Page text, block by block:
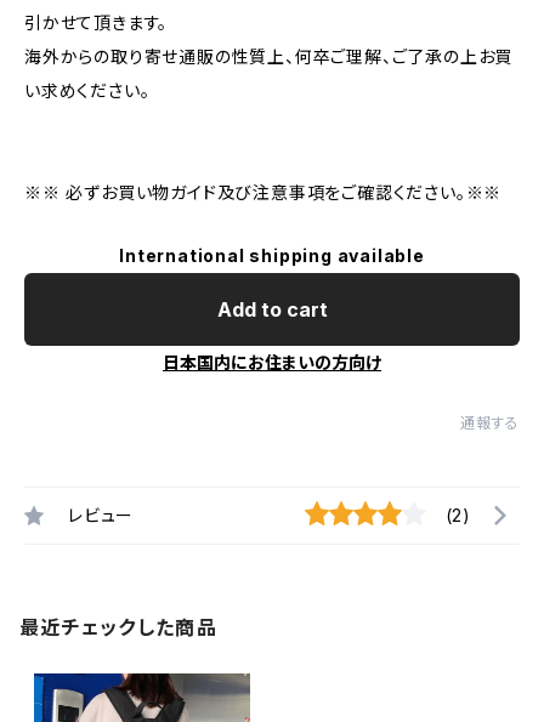
引かせて頂きます。
海外からの取り寄せ通販の性質上、何卒ご理解、ご了承の上お買
い求めください。
※※ 必ずお買い物ガイド及び注意事項をご確認ください。※※
International shipping available
Add to cart
日本国内にお住まいの方向け
通報する
レビュー (2)
最近チェックした商品